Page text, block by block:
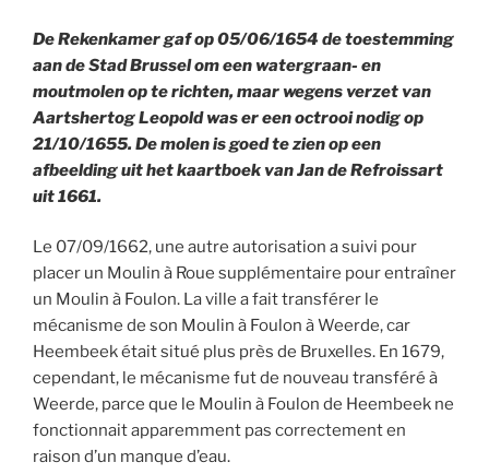
De Rekenkamer gaf op 05/06/1654 de toestemming
aan de Stad Brussel om een watergraan- en
moutmolen op te richten, maar wegens verzet van
Aartshertog Leopold was er een octrooi nodig op
21/10/1655. De molen is goed te zien op een
afbeelding uit het kaartboek van Jan de Refroissart
uit 1661.
Le 07/09/1662, une autre autorisation a suivi pour
placer un Moulin à Roue supplémentaire pour entraîner
un Moulin à Foulon. La ville a fait transférer le
mécanisme de son Moulin à Foulon à Weerde, car
Heembeek était situé plus près de Bruxelles. En 1679,
cependant, le mécanisme fut de nouveau transféré à
Weerde, parce que le Moulin à Foulon de Heembeek ne
fonctionnait apparemment pas correctement en
raison d’un manque d’eau.